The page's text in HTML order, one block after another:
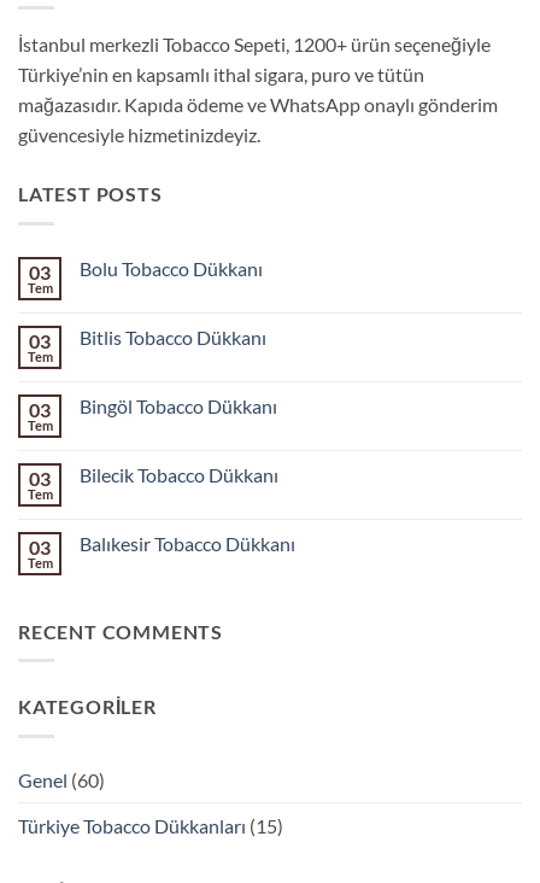
İstanbul merkezli Tobacco Sepeti, 1200+ ürün seçeneğiyle
Türkiye’nin en kapsamlı ithal sigara, puro ve tütün
mağazasıdır. Kapıda ödeme ve WhatsApp onaylı gönderim
güvencesiyle hizmetinizdeyiz.
LATEST POSTS
03
Tem
Bolu Tobacco Dükkanı
Tobacco
03
Tem
Bitlis Tobacco Dükkanı
Tobacco
03
Tem
Bingöl Tobacco Dükkanı
Tobacco
03
Tem
Bilecik Tobacco Dükkanı
Tobacco
03
Tem
Balıkesir Tobacco Dükkanı
Dükkanı
RECENT COMMENTS
KATEGORILER
Genel (60)
Türkiye Tobacco Dükkanları (15)